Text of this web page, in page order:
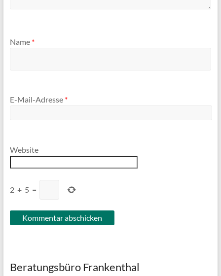
Name *
E-Mail-Adresse *
Website
2 + 5 =
Beratungsbüro Frankenthal